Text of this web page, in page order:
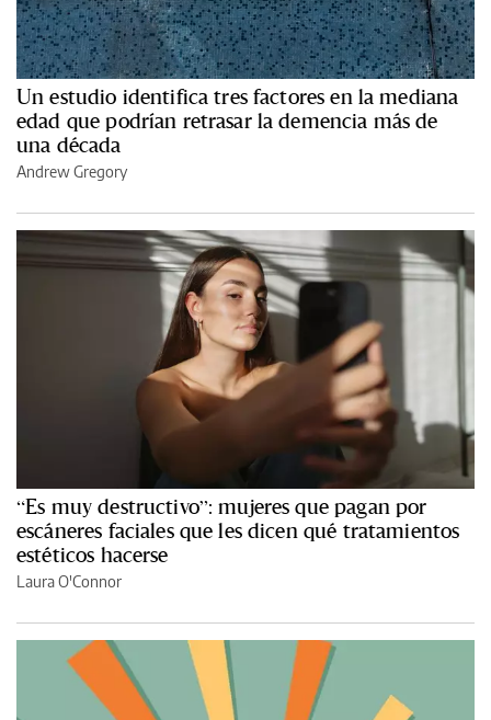
Un estudio identifica tres factores en la mediana
edad que podrían retrasar la demencia más de
una década
Andrew Gregory
“Es muy destructivo”: mujeres que pagan por
escáneres faciales que les dicen qué tratamientos
estéticos hacerse
Laura O'Connor